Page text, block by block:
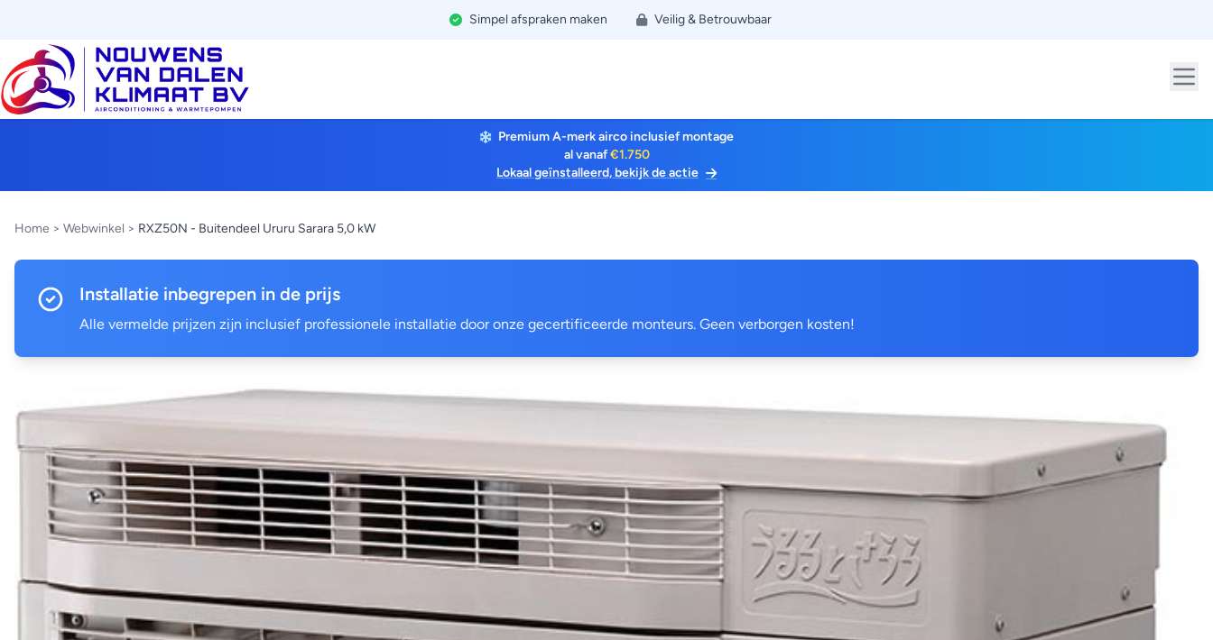
Simpel afspraken maken Veilig & Betrouwbaar
Premium A-merk airco inclusief montage
al vanaf€1.750
Lokaal geïnstalleerd, bekijk de actie
Home > Webwinkel > RXZ50N - Buitendeel Ururu Sarara 5,0 kW
Installatie inbegrepen in de prijs
Alle vermelde prijzen zijn inclusief professionele installatie door onze gecertificeerde monteurs. Geen verborgen kosten!